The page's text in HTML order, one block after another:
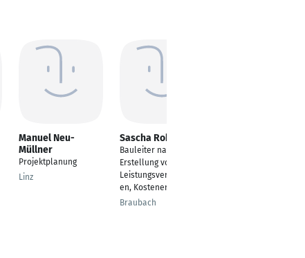
Manuel Neu-
Müllner
Projektplanung
Linz
Sascha Rohleder
Bauleiter nach LBO,
Erstellung von
Leistungsverzeichniss
en, Kostenermittlung
Braubach